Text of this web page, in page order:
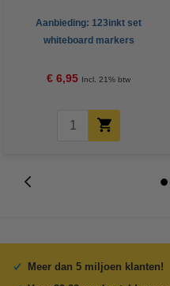
Aanbieding: 123inkt set
whiteboard markers
rond)
€ 6,95 Incl. 21% btw
Meer dan 5 miljoen klanten!